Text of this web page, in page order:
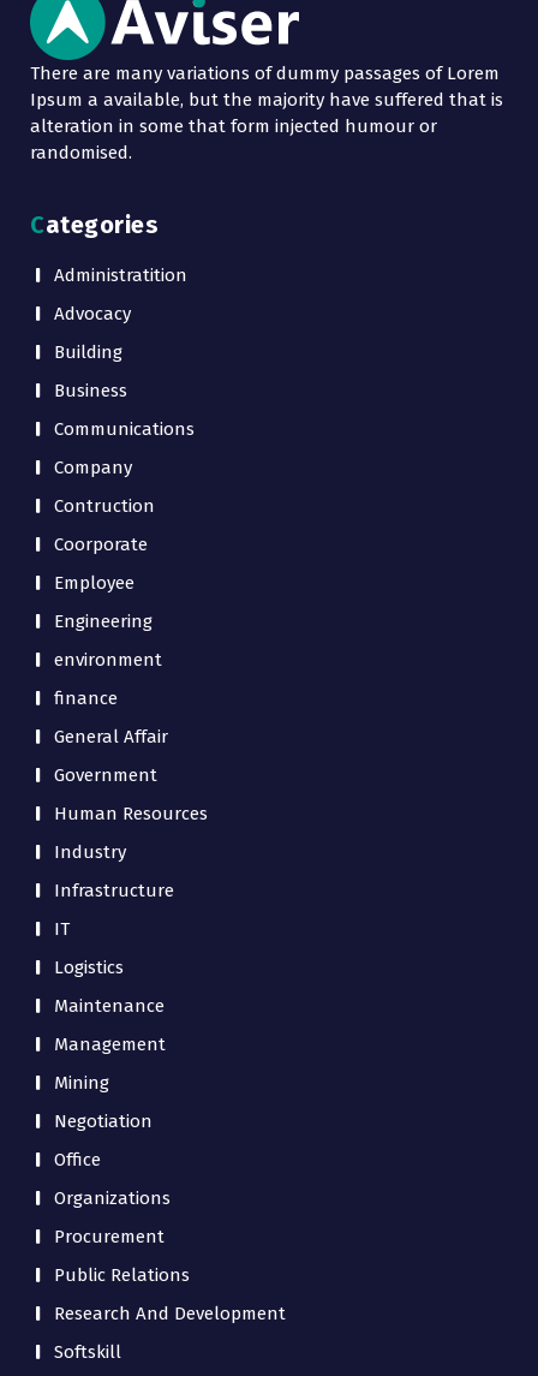
There are many variations of dummy passages of Lorem
Ipsum a available, but the majority have suffered that is
alteration in some that form injected humour or
randomised.
Categories
Administratition
Advocacy
Building
Business
Communications
Company
Contruction
Coorporate
Employee
Engineering
environment
finance
General Affair
Government
Human Resources
Industry
Infrastructure
IT
Logistics
Maintenance
Management
Mining
Negotiation
Office
Organizations
Procurement
Public Relations
Research And Development
Softskill